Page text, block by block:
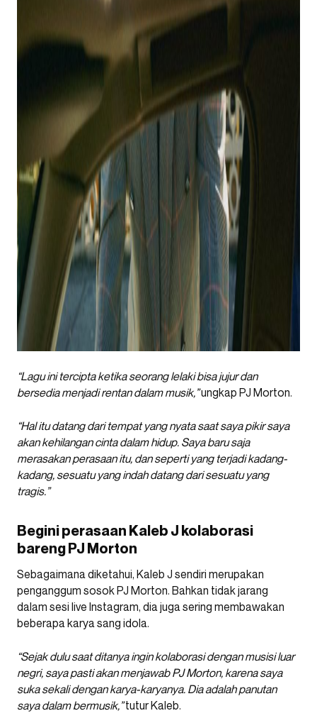
“Lagu ini tercipta ketika seorang lelaki bisa jujur dan
bersedia menjadi rentan dalam musik,”ungkap PJ Morton.
“Hal itu datang dari tempat yang nyata saat saya pikir saya
akan kehilangan cinta dalam hidup. Saya baru saja
merasakan perasaan itu, dan seperti yang terjadi kadang-
kadang, sesuatu yang indah datang dari sesuatu yang
tragis.”
Begini perasaan Kaleb J kolaborasi
bareng PJ Morton
Sebagaimana diketahui, Kaleb J sendiri merupakan
penganggum sosok PJ Morton. Bahkan tidak jarang
dalam sesi live Instagram, dia juga sering membawakan
beberapa karya sang idola.
“Sejak dulu saat ditanya ingin kolaborasi dengan musisi luar
negri, saya pasti akan menjawab PJ Morton, karena saya
suka sekali dengan karya-karyanya. Dia adalah panutan
saya dalam bermusik,”tutur Kaleb.